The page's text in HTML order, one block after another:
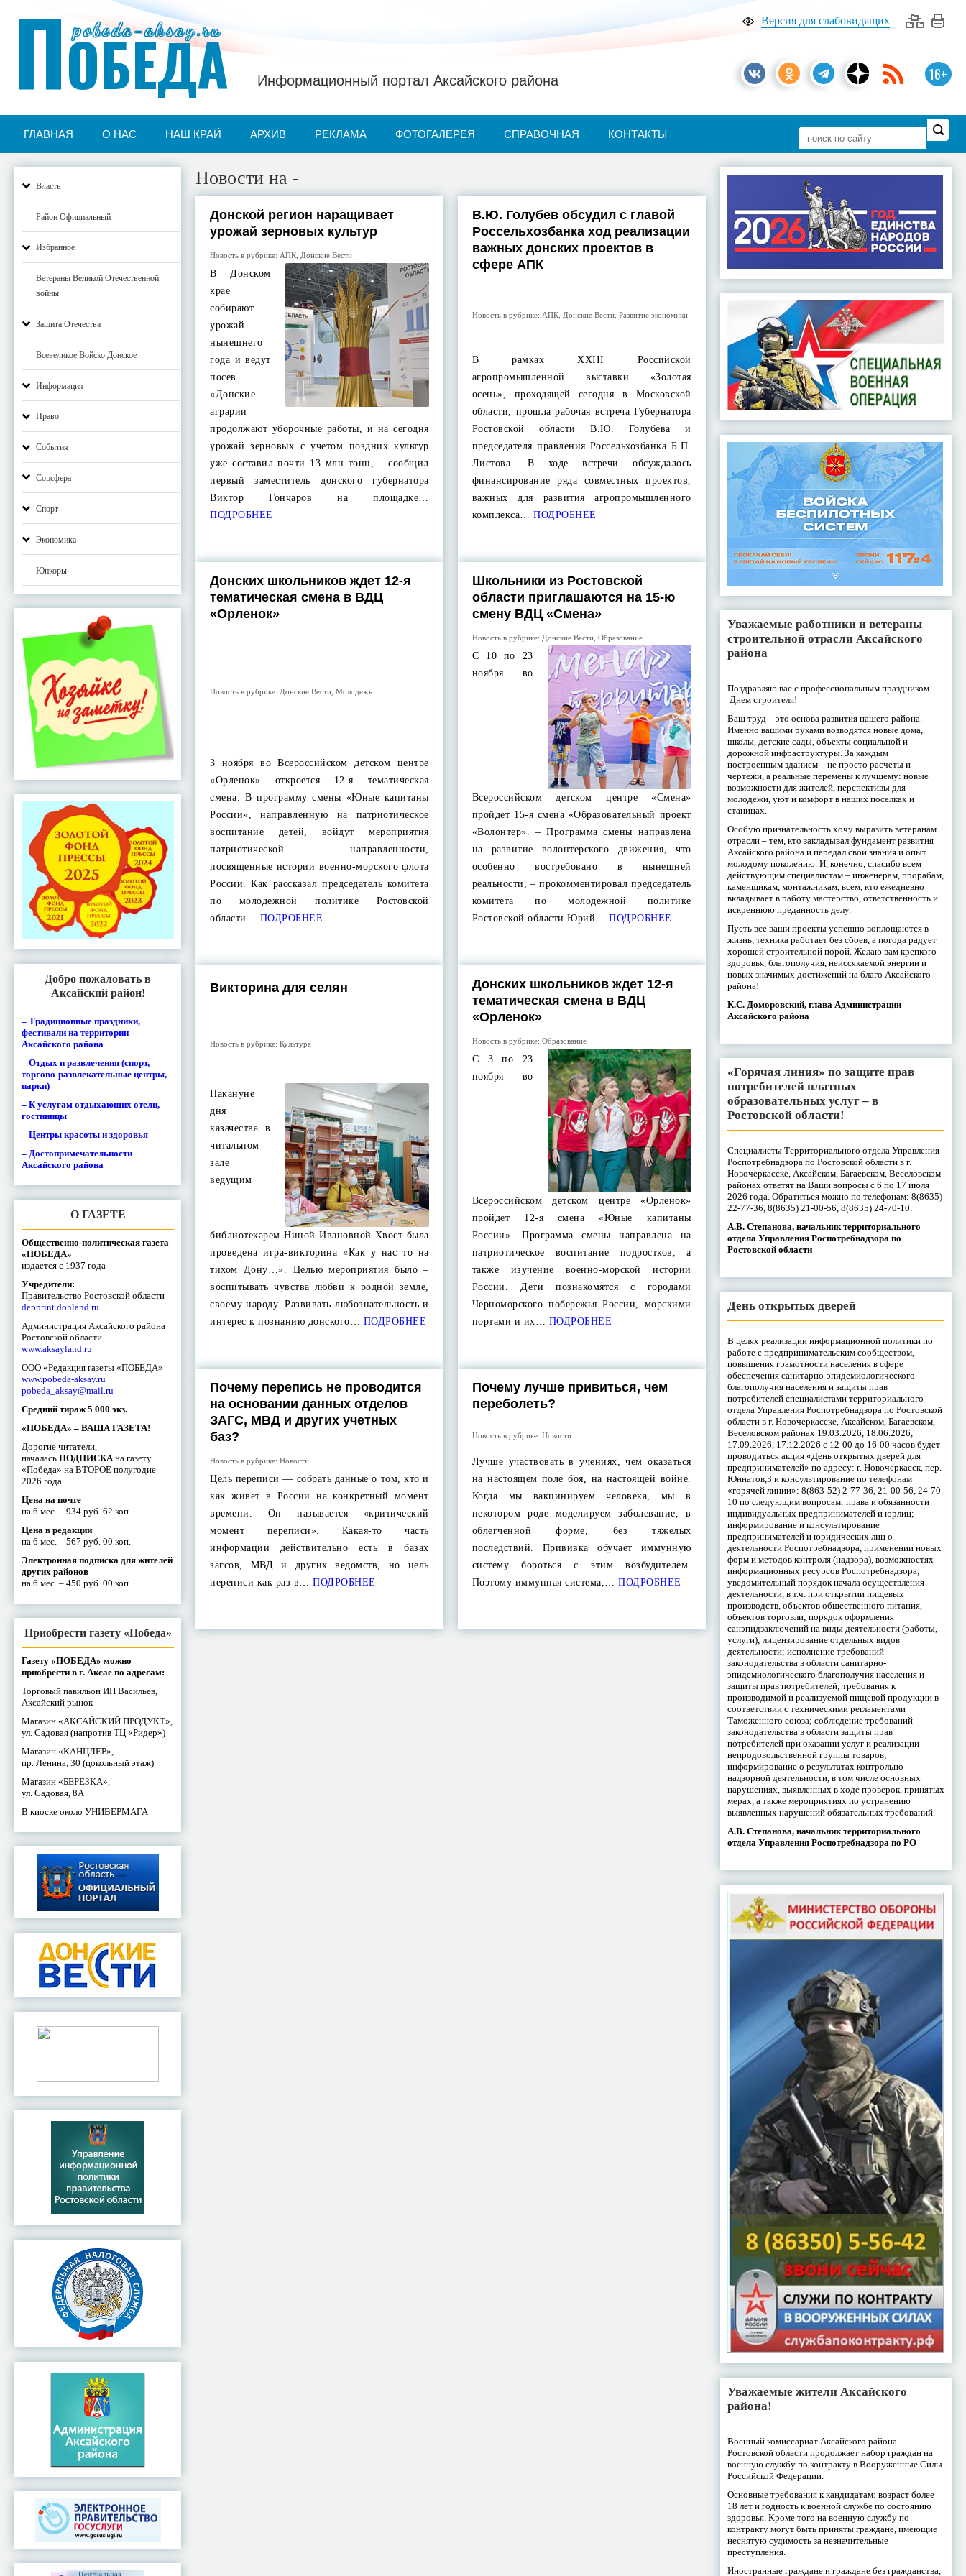
Версия для слабовидящих
16+
pobeda-aksay.ru
ПОБЕДА Информационный портал Аксайского района
ГЛАВНАЯ О НАС НАШ КРАЙ АРХИВ РЕКЛАМА ФОТОГАЛЕРЕЯ СПРАВОЧНАЯ КОНТАКТЫ
Власть
Район Официальный
Избранное
Ветераны Великой Отечественной
войны
Защита Отечества
Всевеликое Войско Донское
Информация
Право
События
Соцсфера
Спорт
Экономика
Юнкоры
Добро пожаловать в
Аксайский район!
– Традиционные праздники,
фестивали на территории
Аксайского района
– Отдых и развлечения (спорт,
торгово-развлекательные центры,
парки)
– К услугам отдыхающих отели,
гостиницы
– Центры красоты и здоровья
– Достопримечательности
Аксайского района
О ГАЗЕТЕ
Общественно-политическая газета
«ПОБЕДА»
издается с 1937 года
Учредители:
Правительство Ростовской области
depprint.donland.ru
Администрация Аксайского района
Ростовской области
www.aksayland.ru
ООО «Редакция газеты «ПОБЕДА»
www.pobeda-aksay.ru
pobeda_aksay@mail.ru
Средний тираж 5 000 экз.
«ПОБЕДА» – ВАША ГАЗЕТА!
Дорогие читатели,
началась ПОДПИСКА на газету
«Победа» на ВТОРОЕ полугодие
2026 года
Цена на почте
на 6 мес. – 934 руб. 62 коп.
Цена в редакции
на 6 мес. – 567 руб. 00 коп.
Электронная подписка для жителей
других районов
на 6 мес. – 450 руб. 00 коп.
Приобрести газету «Победа»
Газету «ПОБЕДА» можно
приобрести в г. Аксае по адресам:
Торговый павильон ИП Васильев,
Аксайский рынок
Магазин «АКСАЙСКИЙ ПРОДУКТ»,
ул. Садовая (напротив ТЦ «Ридер»)
Магазин «КАНЦЛЕР»,
пр. Ленина, 30 (цокольный этаж)
Магазин «БЕРЕЗКА»,
ул. Садовая, 8А
В киоске около УНИВЕРМАГА
Новости на -
Донской регион наращивает
урожай зерновых культур
Новость в рубрике: АПК Донские Вести
В Донском
крае
собирают
урожай
нынешнего
года и ведут
посев.
«Донские
аграрии
продолжают уборочные работы, и на сегодня
урожай зерновых с учетом поздних культур
уже составил почти 13 млн тонн, – сообщил
первый заместитель донского губернатора
Виктор Гончаров на площадке…
ПОДРОБНЕЕ
В.Ю. Голубев обсудил с главой
Россельхозбанка ход реализации
важных донских проектов в
сфере АПК
Новость в рубрике: АПК, Донские Вести, Развитие экономики
В рамках XXIII Российской
агропромышленной выставки «Золотая
осень», проходящей сегодня в Московской
области, прошла рабочая встреча Губернатора
Ростовской области В.Ю. Голубева и
председателя правления Россельхозбанка Б.П.
Листова. В ходе встречи обсуждалось
финансирование ряда совместных проектов,
важных для развития агропромышленного
комплекса… ПОДРОБНЕЕ
Донских школьников ждет 12-я
тематическая смена в ВДЦ
«Орленок»
Новость в рубрике: Донские Вести ,Молодежь
3 ноября во Всероссийском детском центре
«Орленок» откроется 12-я тематическая
смена. В программу смены «Юные капитаны
России», направленную на патриотическое
воспитание детей, войдут мероприятия
патриотической направленности,
посвященные истории военно-морского флота
России. Как рассказал председатель комитета
по молодежной политике Ростовской
области… ПОДРОБНЕЕ
Школьники из Ростовской
области приглашаются на 15-ю
смену ВДЦ «Смена»
Новость в рубрике: Донские Вести, Образование
С 10 по 23
ноября во
Всероссийском детском центре «Смена»
пройдет 15-я смена «Образовательный проект
«Волонтер». – Программа смены направлена
на развитие волонтерского движения, что
особенно востребовано в нынешней
реальности, – прокомментировал председатель
комитета по молодежной политике
Ростовской области Юрий… ПОДРОБНЕЕ
Викторина для селян
Новость в рубрике:Культура
Накануне
дня
казачества в
читальном
зале
ведущим
библиотекарем Ниной Ивановной Хвост была
проведена игра-викторина «Как у нас то на
тихом Дону…». Целью мероприятия было –
воспитывать чувства любви к родной земле,
своему народу. Развивать любознательность и
интерес к познанию донского… ПОДРОБНЕЕ
Донских школьников ждет 12-я
тематическая смена в ВДЦ
«Орленок»
Новость в рубрике: Образование
С 3 по 23
ноября во
Всероссийском детском центре «Орленок»
пройдет 12-я смена «Юные капитаны
России». Программа смены направлена на
патриотическое воспитание подростков, а
также изучение военно-морской истории
России. Дети познакомятся с городами
Черноморского побережья России, морскими
портами и их… ПОДРОБНЕЕ
Почему перепись не проводится
на основании данных отделов
ЗАГС, МВД и других учетных
баз?
Новость в рубрике:Новости
Цель переписи — собрать данные о том, кто и
как живет в России на конкретный момент
времени. Он называется «критический
момент переписи». Какая-то часть
информации действительно есть в базах
загсов, МВД и других ведомств, но цель
переписи как раз в… ПОДРОБНЕЕ
Почему лучше привиться, чем
переболеть?
Новость в рубрике: Новости
Лучше участвовать в учениях, чем оказаться
на настоящем поле боя, на настоящей войне.
Когда мы вакцинируем человека, мы в
некотором роде моделируем заболевание, в
облегченной форме, без тяжелых
последствий. Прививка обучает иммунную
систему бороться с этим возбудителем.
Поэтому иммунная система,… ПОДРОБНЕЕ
Уважаемые работники и ветераны
строительной отрасли Аксайского
района
Поздравляю вас с профессиональным праздником –
Днем строителя!
Ваш труд – это основа развития нашего района.
Именно вашими руками возводятся новые дома,
школы, детские сады, объекты социальной и
дорожной инфраструктуры. За каждым
построенным зданием – не просто расчеты и
чертежи, а реальные перемены к лучшему: новые
возможности для жителей, перспективы для
молодежи, уют и комфорт в наших поселках и
станицах.
Особую признательность хочу выразить ветеранам
отрасли – тем, кто закладывал фундамент развития
Аксайского района и передал свои знания и опыт
молодому поколению. И, конечно, спасибо всем
действующим специалистам – инженерам, прорабам,
каменщикам, монтажникам, всем, кто ежедневно
вкладывает в работу мастерство, ответственность и
искреннюю преданность делу.
Пусть все ваши проекты успешно воплощаются в
жизнь, техника работает без сбоев, а погода радует
хорошей строительной порой. Желаю вам крепкого
здоровья, благополучия, неиссякаемой энергии и
новых значимых достижений на благо Аксайского
района!
К.С. Доморовский, глава Администрации
Аксайского района
«Горячая линия» по защите прав
потребителей платных
образовательных услуг – в
Ростовской области!
Специалисты Территориального отдела Управления
Роспотребнадзора по Ростовской области в г.
Новочеркасске, Аксайском, Багаевском, Веселовском
районах ответят на Ваши вопросы с 6 по 17 июля
2026 года. Обратиться можно по телефонам: 8(8635)
22-77-36, 8(8635) 21-00-56, 8(8635) 24-70-10.
А.В. Степанова, начальник территориального
отдела Управления Роспотребнадзора по
Ростовской области
День открытых дверей
В целях реализации информационной политики по
работе с предпринимательским сообществом,
повышения грамотности населения в сфере
обеспечения санитарно-эпидемиологического
благополучия населения и защиты прав
потребителей специалистами территориального
отдела Управления Роспотребнадзора по Ростовской
области в г. Новочеркасске, Аксайском, Багаевском,
Веселовском районах 19.03.2026, 18.06.2026,
17.09.2026, 17.12.2026 с 12-00 до 16-00 часов будет
проводиться акция «День открытых дверей для
предпринимателей» по адресу: г. Новочеркасск, пер.
Юннатов,3 и консультирование по телефонам
«горячей линии»: 8(863-52) 2-77-36, 21-00-56, 24-70-
10 по следующим вопросам: права и обязанности
индивидуальных предпринимателей и юрлиц;
информирование и консультирование
предпринимателей и юридических лиц о
деятельности Роспотребнадзора, применении новых
форм и методов контроля (надзора), возможностях
информационных ресурсов Роспотребнадзора;
уведомительный порядок начала осуществления
деятельности, в т.ч. при открытии пищевых
производств, объектов общественного питания,
объектов торговли; порядок оформления
санэпидзаключений на виды деятельности (работы,
услуги); лицензирование отдельных видов
деятельности; исполнение требований
законодательства в области санитарно-
эпидемиологического благополучия населения и
защиты прав потребителей; требования к
производимой и реализуемой пищевой продукции в
соответствии с техническими регламентами
Таможенного союза; соблюдение требований
законодательства в области защиты прав
потребителей при оказании услуг и реализации
непродовольственной группы товаров;
информирование о результатах контрольно-
надзорной деятельности, в том числе основных
нарушениях, выявленных в ходе проверок, принятых
мерах, а также мероприятиях по устранению
выявленных нарушений обязательных требований.
А.В. Степанова, начальник территориального
отдела Управления Роспотребнадзора по РО
Уважаемые жители Аксайского
района!
Военный комиссариат Аксайского района
Ростовской области продолжает набор граждан на
военную службу по контракту в Вооруженные Силы
Российской Федерации.
Основные требования к кандидатам: возраст более
18 лет и годность к военной службе по состоянию
здоровья. Кроме того на военную службу по
контракту могут быть приняты граждане, имеющие
неснятую судимость за незначительные
преступления.
Иностранные граждане и граждане без гражданства,